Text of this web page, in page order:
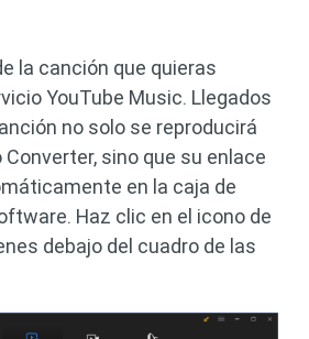
la canción que quieras
YouTube Music. Llegados
no solo se reproducirá
Converter, sino que su enlace
en la caja de
Haz clic en el icono de
debajo del cuadro de las